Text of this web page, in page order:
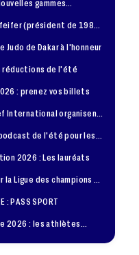
Judo de Dakar à l'honneur
réductions de l'été
: prenez vos billets
2026 : Les lauréats
: PASS SPORT